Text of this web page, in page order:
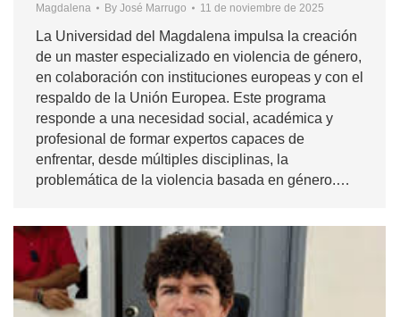
Magdalena By José Marrugo 11 de noviembre de 2025
La Universidad del Magdalena impulsa la creación
de un master especializado en violencia de género,
en colaboración con instituciones europeas y con el
respaldo de la Unión Europea. Este programa
responde a una necesidad social, académica y
profesional de formar expertos capaces de
enfrentar, desde múltiples disciplinas, la
problemática de la violencia basada en género.…